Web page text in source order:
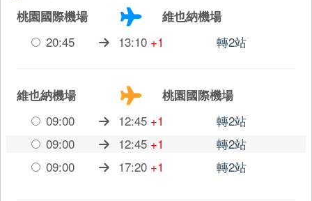
桃園國際機場
維也納機場
20:45
13:10 +1 轉2站
維也納機場
桃園國際機場
09:00
12:45 +1
轉2站
09:00
12:45 +1
轉2站
09:00
17:20 +1 轉2站